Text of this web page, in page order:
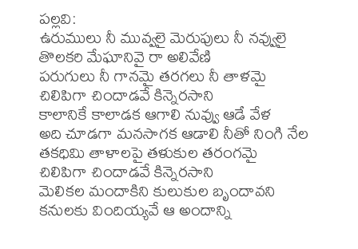
పల్లవి:
ఉరుములు నీ మువ్వలై మెరుపులు నీ నవ్వులై
తొలకరి మేఘానివై రా అలివేణి
పరుగులు నీ గానమై తరగలు నీ తాళమై
చిలిపిగా చిందాడవే కిన్నెరసాని
కాలానికే కాలాడక ఆగాలి నువ్వు ఆడే వేళ
అది చూడగా మనసాగక ఆడాలి నీతో నింగి నేల
తకధిమి తాళాలపై తళుకుల తరంగమై
చిలిపిగా చిందాడవే కిన్నెరసాని
మెలికల మందాకిని కులుకుల బృందావని
కనులకు విందియ్యవే ఆ అందాన్ని